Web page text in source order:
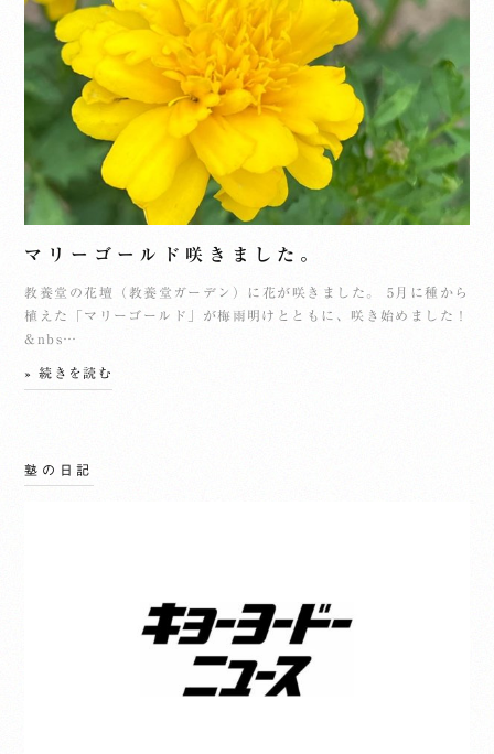
マリーゴールド咲きました。
教養堂の花壇（教養堂ガーデン）に花が咲きました。 5月に種から
植えた「マリーゴールド」が梅雨明けとともに、咲き始めました！
&nbs…
» 続きを読む
塾の日記